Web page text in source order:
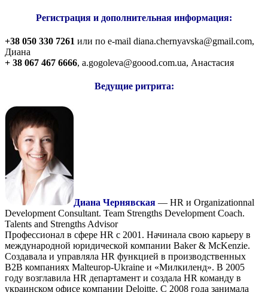
Регистрация и дополнительная информация:
+38 050 330 7261 или по e-mail diana.chernyavska@gmail.com,
Диана
+ 38 067 467 6666, a.gogoleva@goood.com.ua, Анастасия
Ведущие ритрита:
Диана Чернявская — HR и Organizationnal
Development Consultant. Team Strengths Development Coach.
Talents and Strengths Advisor
Профессионал в сфере HR с 2001. Начинала свою карьеру в
международной юридической компании Baker & McKenzie.
Создавала и управляла HR функцией в производственных
B2B компаниях Malteurop-Ukraine и «Милкиленд». В 2005
году возглавила HR департамент и создала HR команду в
украинском офисе компании Deloitte. С 2008 года занимала